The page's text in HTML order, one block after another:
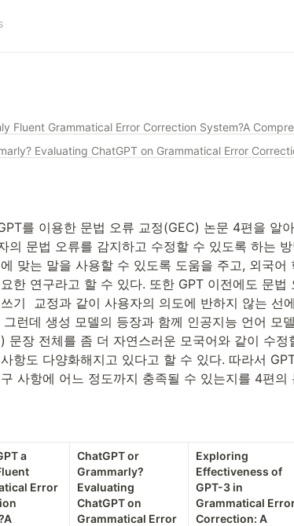
Evaluating ChatGPT on Grammatical Error
를 이용한 문법 오류 교정(GEC) 논문 4편을 알
의 문법 오류를 감지하고 수정할 수 있도록 하는
맞는 말을 사용할 수 있도록 도움을 주고, 외국어
한 연구라고 할 수 있다. 또한 GPT 이전에도 문법
기  교정과 같이 사용자의 의도에 반하지 않는 선
런데 생성 모델의 등장과 함께 인공지능 언어 모
문장 전체를 좀 더 자연스러운 모국어와 같이 수정
항도 다양화해지고 있다고 할 수 있다. 따라서
사항에 어느 정도까지 충족될 수 있는지를 4편의
a
Error
ChatGPT or
Grammarly?
Evaluating
ChatGPT on
Grammatical Error
Exploring
Effectiveness of
GPT-3 in
Grammatical
Correction: A